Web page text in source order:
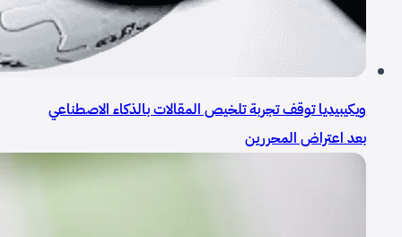
ويكيبيديا توقف تجربة تلخيص المقالات بالذكاء الاصطناعي
بعد اعتراض المحررين